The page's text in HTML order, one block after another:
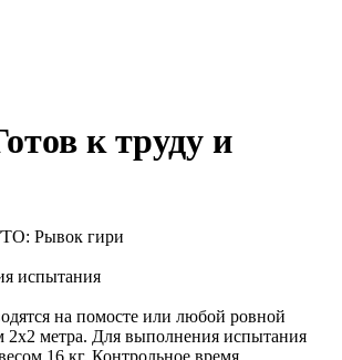
к труду и
Рывок гири
испытания
на помосте или любой ровной
2х2 метра. Для выполнения испытания
16 кг. Контрольное время